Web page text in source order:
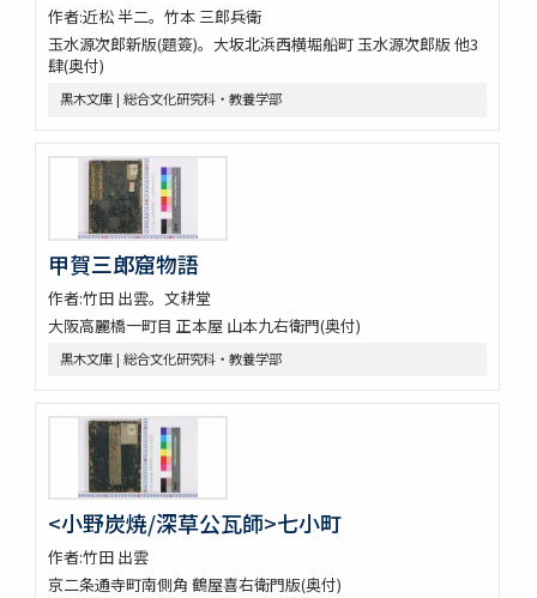
作者:近松 半二。竹本 三郎兵衛
玉水源次郎新版(題簽)。大坂北浜西横堀船町 玉水源次郎版 他3
肆(奥付)
黒木文庫 | 総合文化研究科・教養学部
甲賀三郎窟物語
作者:竹田 出雲。文耕堂
大阪高麗橋一町目 正本屋 山本九右衛門(奥付)
黒木文庫 | 総合文化研究科・教養学部
<小野炭焼/深草公瓦師>七小町
作者:竹田 出雲
京二条通寺町南側角 鶴屋喜右衛門版(奥付)